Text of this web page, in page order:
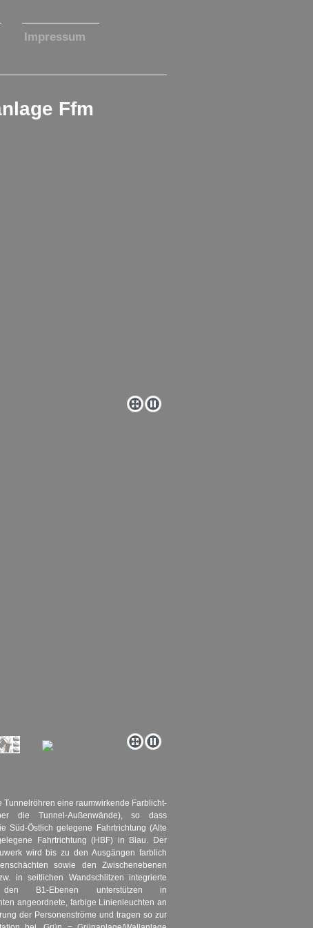
Impressum
Ffm
Tunnelröhren eine raumwirkende Farblicht-
die Tunnel-Außenwände), so dass
Süd-Östlich gelegene Fahrtrichtung (Alte
Fahrtrichtung (HBF) in Blau. Der
wird bis zu den Ausgängen farblich
sowie den Zwischenebenen
in seitlichen Wandschlitzen integrierte
B1-Ebenen unterstützen in
angeordnete, farbige Linienleuchten an
der Personenströme und tragen so zur